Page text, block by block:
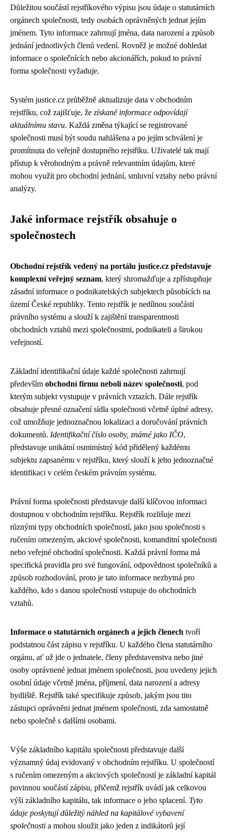
Důležitou součástí rejstříkového výpisu jsou údaje o statutárních
orgánech společnosti, tedy osobách oprávněných jednat jejím
jménem. Tyto informace zahrnují jména, data narození a způsob
jednání jednotlivých členů vedení. Rovněž je možné dohledat
informace o společnících nebo akcionářích, pokud to právní
forma společnosti vyžaduje.
Systém justice.cz průběžně aktualizuje data v obchodním
rejstříku, což zajišťuje, že získané informace odpovídají
aktuálnímu stavu. Každá změna týkající se registrované
společnosti musí být soudu nahlášena a po jejím schválení je
promítnuta do veřejně dostupného rejstříku. Uživatelé tak mají
přístup k věrohodným a právně relevantním údajům, které
mohou využít pro obchodní jednání, smluvní vztahy nebo právní
analýzy.
Jaké informace rejstřík obsahuje o
společnostech
Obchodní rejstřík vedený na portálu justice.cz představuje
komplexní veřejný seznam, který shromažďuje a zpřístupňuje
zásadní informace o podnikatelských subjektech působících na
území České republiky. Tento rejstřík je nedílnou součástí
právního systému a slouží k zajištění transparentnosti
obchodních vztahů mezi společnostmi, podnikateli a širokou
veřejností.
Základní identifikační údaje každé společnosti zahrnují
především obchodní firmu neboli název společnosti, pod
kterým subjekt vystupuje v právních vztazích. Dále rejstřík
obsahuje přesné označení sídla společnosti včetně úplné adresy,
což umožňuje jednoznačnou lokalizaci a doručování právních
dokumentů. Identifikační číslo osoby, známé jako IČO,
představuje unikátní osmimístný kód přidělený každému
subjektu zapsanému v rejstříku, který slouží k jeho jednoznačné
identifikaci v celém českém právním systému.
Právní forma společnosti představuje další klíčovou informaci
dostupnou v obchodním rejstříku. Rejstřík rozlišuje mezi
různými typy obchodních společností, jako jsou společnosti s
ručením omezeným, akciové společnosti, komanditní společnosti
nebo veřejné obchodní společnosti. Každá právní forma má
specifická pravidla pro své fungování, odpovědnost společníků a
způsob rozhodování, proto je tato informace nezbytná pro
každého, kdo s danou společností vstupuje do obchodních
vztahů.
Informace o statutárních orgánech a jejich členech tvoří
podstatnou část zápisu v rejstříku. U každého člena statutárního
orgánu, ať už jde o jednatele, členy představenstva nebo jiné
osoby oprávnené jednat jménem společnosti, jsou uvedeny jejich
osobní údaje včetně jména, příjmení, data narození a adresy
bydliště. Rejstřík také specifikuje způsob, jakým jsou tito
zástupci oprávněni jednat jménem společnosti, zda samostatně
nebo společně s dalšími osobami.
Výše základního kapitálu společnosti představuje další
významný údaj evidovaný v obchodním rejstříku. U společností
s ručením omezeným a akciových společností je základní kapitál
povinnou součástí zápisu, přičemž rejstřík uvádí jak celkovou
výši základního kapitálu, tak informace o jeho splacení. Tyto
údaje poskytují důležitý náhled na kapitálové vybavení
společnosti a mohou sloužit jako jeden z indikátorů její